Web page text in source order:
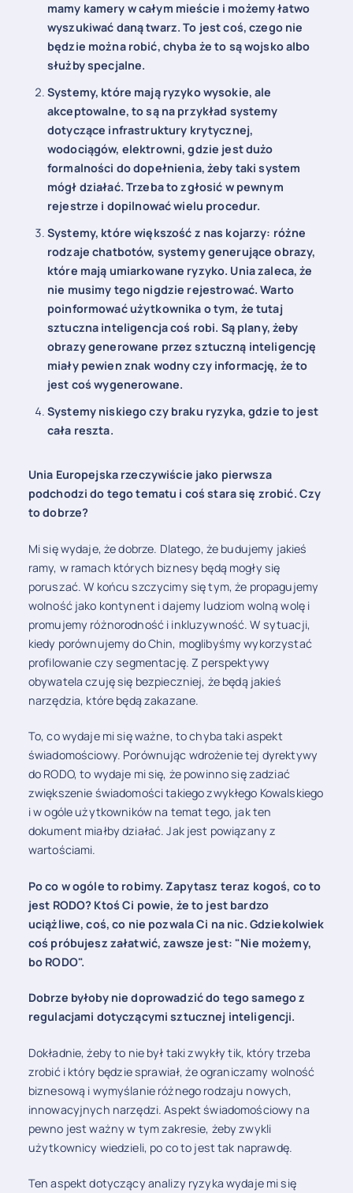
mamy kamery w całym mieście i możemy łatwo
wyszukiwać daną twarz. To jest coś, czego nie
będzie można robić, chyba że to są wojsko albo
służby specjalne.
Systemy, które mają ryzyko wysokie, ale
akceptowalne, to są na przykład systemy
dotyczące infrastruktury krytycznej,
wodociągów, elektrowni, gdzie jest dużo
formalności do dopełnienia, żeby taki system
mógł działać. Trzeba to zgłosić w pewnym
rejestrze i dopilnować wielu procedur.
Systemy, które większość z nas kojarzy: różne
rodzaje chatbotów, systemy generujące obrazy,
które mają umiarkowane ryzyko. Unia zaleca, że
nie musimy tego nigdzie rejestrować. Warto
poinformować użytkownika o tym, że tutaj
sztuczna inteligencja coś robi. Są plany, żeby
obrazy generowane przez sztuczną inteligencję
miały pewien znak wodny czy informację, że to
jest coś wygenerowane.
Systemy niskiego czy braku ryzyka, gdzie to jest
cała reszta.
Unia Europejska rzeczywiście jako pierwsza
podchodzi do tego tematu i coś stara się zrobić. Czy
to dobrze?
Mi się wydaje, że dobrze. Dlatego, że budujemy jakieś
ramy, w ramach których biznesy będą mogły się
poruszać. W końcu szczycimy się tym, że propagujemy
wolność jako kontynent i dajemy ludziom wolną wolę i
promujemy różnorodność i inkluzywność. W sytuacji,
kiedy porównujemy do Chin, moglibyśmy wykorzystać
profilowanie czy segmentację. Z perspektywy
obywatela czuję się bezpieczniej, że będą jakieś
narzędzia, które będą zakazane.
To, co wydaje mi się ważne, to chyba taki aspekt
świadomościowy. Porównując wdrożenie tej dyrektywy
do RODO, to wydaje mi się, że powinno się zadziać
zwiększenie świadomości takiego zwykłego Kowalskiego
i w ogóle użytkowników na temat tego, jak ten
dokument miałby działać. Jak jest powiązany z
wartościami.
Po co w ogóle to robimy. Zapytasz teraz kogoś, co to
jest RODO? Ktoś Ci powie, że to jest bardzo
uciążliwe, coś, co nie pozwala Ci na nic. Gdziekolwiek
coś próbujesz załatwić, zawsze jest: "Nie możemy,
bo RODO".
Dobrze byłoby nie doprowadzić do tego samego z
regulacjami dotyczącymi sztucznej inteligencji.
Dokładnie, żeby to nie był taki zwykły tik, który trzeba
zrobić i który będzie sprawiał, że ograniczamy wolność
biznesową i wymyślanie różnego rodzaju nowych,
innowacyjnych narzędzi. Aspekt świadomościowy na
pewno jest ważny w tym zakresie, żeby zwykli
użytkownicy wiedzieli, po co to jest tak naprawdę.
Ten aspekt dotyczący analizy ryzyka wydaje mi się